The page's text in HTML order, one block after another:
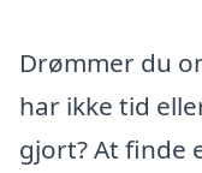
Drømmer du
har ikke tid
gjort? At finde